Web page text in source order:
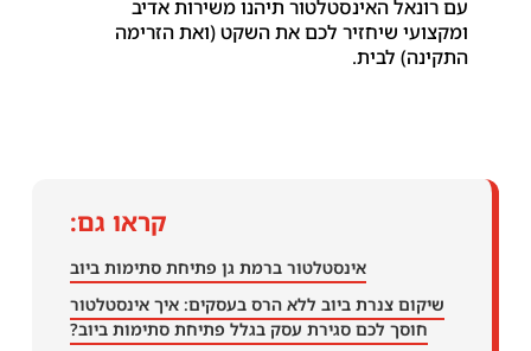
עם רונאל האינסטלטור תיהנו משירות אדיב
ומקצועי שיחזיר לכם את השקט (ואת הזרימה
התקינה) לבית.
קראו גם:
אינסטלטור ברמת גן פתיחת סתימות ביוב
שיקום צנרת ביוב ללא הרס בעסקים: איך אינסטלטור
חוסך לכם סגירת עסק בגלל פתיחת סתימות ביוב?